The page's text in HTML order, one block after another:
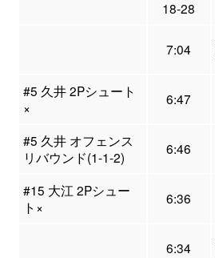
18-28
7:04
#5 久井 2Pシュート
×
6:47
#5 久井 オフェンス
リバウンド(1-1-2)
6:46
#15 大江 2Pシュー
ト×
6:36
6:34